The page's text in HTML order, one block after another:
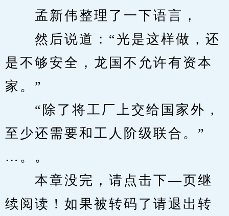
孟新伟整理了一下语言，
然后说道：“光是这样做，还
是不够安全，龙国不允许有资本
家。”
“除了将工厂上交给国家外，
至少还需要和工人阶级联合。”
…。。
本章没完，请点击下—页继
续阅读！如果被转码了请退出转